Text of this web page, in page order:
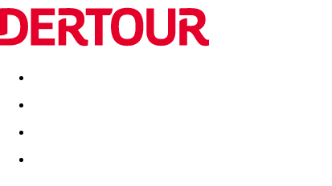
Destinatii Vacanta perfecta OFERTE DE NERATAT